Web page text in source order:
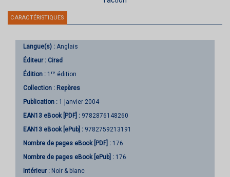
CARACTÉRISTIQUES
Langue(s) : Anglais
Éditeur : Cirad
Édition : 1 re édition
Collection : Repères
Publication : 1 janvier 2004
EAN13 eBook [PDF] : 9782876148260
EAN13 eBook [ePub] : 9782759213191
Nombre de pages eBook [PDF] : 176
Nombre de pages eBook [ePub] : 176
Intérieur : Noir & blanc